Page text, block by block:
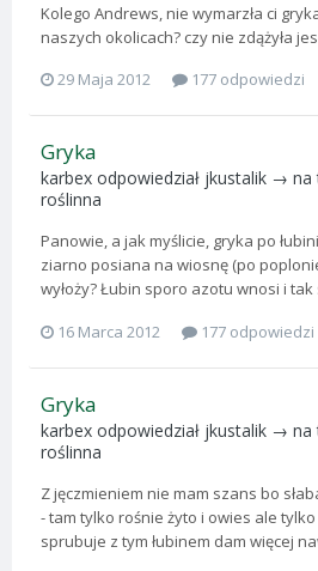
Kolego Andrews, nie wymarzła ci
naszych okolicach? czy nie zdążyła
29 Maja 2012
177 odpowiedzi
Gryka
karbex odpowiedział jkustalik → na
roślinna
Panowie, a jak myślicie, gryka po
ziarno posiana na wiosnę (po
wyłoży? Łubin sporo azotu wnosi i
16 Marca 2012
177 odpowiedzi
Gryka
karbex odpowiedział jkustalik → na
roślinna
Z jęczmieniem nie mam szans bo
- tam tylko rośnie żyto i owies ale
sprubuje z tym łubinem dam więcej